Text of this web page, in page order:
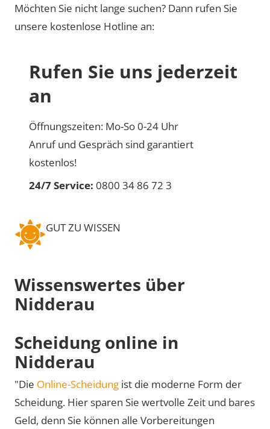
Möchten Sie nicht lange suchen? Dann rufen Sie
unsere kostenlose Hotline an:
Rufen Sie uns jederzeit
an
Öffnungszeiten: Mo-So 0-24 Uhr
Anruf und Gespräch sind garantiert
kostenlos!
24/7 Service: 0800 34 86 72 3
GUT ZU WISSEN
Wissenswertes über
Nidderau
Scheidung online in
Nidderau
"Die Online-Scheidung ist die moderne Form der
Scheidung. Hier sparen Sie wertvolle Zeit und bares
Geld, denn Sie können alle Vorbereitungen